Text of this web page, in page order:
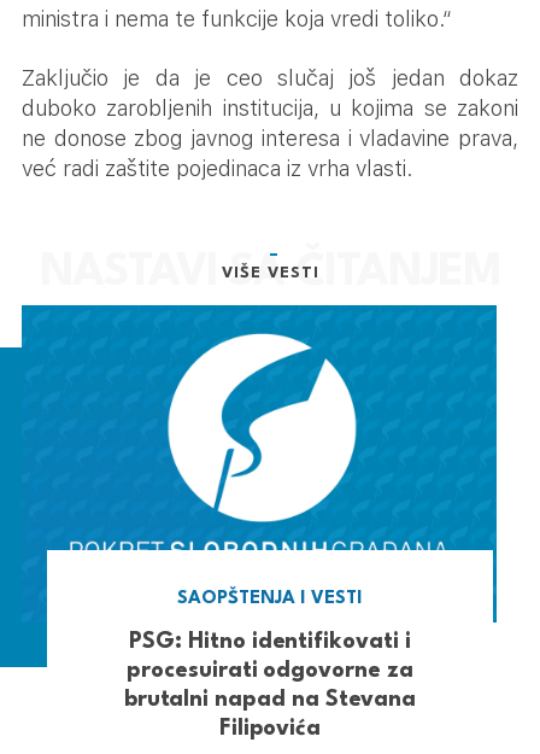
ministra i nema te funkcije koja vredi toliko.“
Zaključio je da je ceo slučaj još jedan dokaz
duboko zarobljenih institucija, u kojima se zakoni
ne donose zbog javnog interesa i vladavine prava,
već radi zaštite pojedinaca iz vrha vlasti.
VIŠE VESTI
SAOPŠTENJA I VESTI
PSG: Hitno identifikovati i
procesuirati odgovorne za
brutalni napad na Stevana
Filipovića